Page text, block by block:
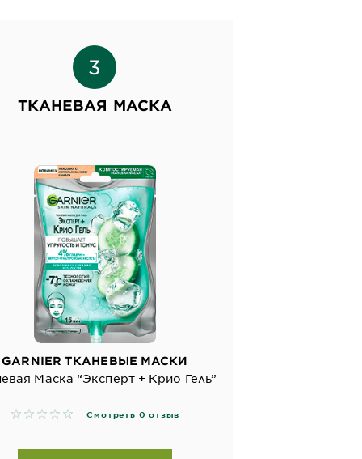
ТКАНЕВАЯ МАСКА
GARNIER ТКАНЕВЫЕ МАСКИ
Маска “Эксперт + Крио Гель”
No reviews Смотреть 0 отзыв